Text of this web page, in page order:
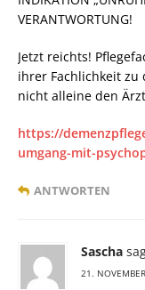
VERANTWORTUNG!
Jetzt reichts!
ihrer Fachlichkeit zu
nicht alleine den
https://
umgang-mit-
ANTWORTEN
Sascha
21.